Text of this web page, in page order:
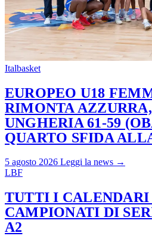
Italbasket
EUROPEO U18
RIMONTA
UNGHERIA 61-59
QUARTO SFIDA
5 agosto 2026 Leggi la news →
LBF
TUTTI I CALENDARI
CAMPIONATI DI
A2